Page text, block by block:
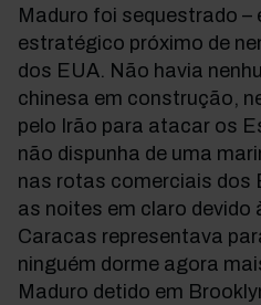
Maduro foi sequestrado –
estratégico próximo de
dos EUA. Não havia
chinesa em construção,
pelo Irão para atacar os
não dispunha de uma
nas rotas comerciais dos
as noites em claro devido
Caracas representava
ninguém dorme agora
Maduro detido em